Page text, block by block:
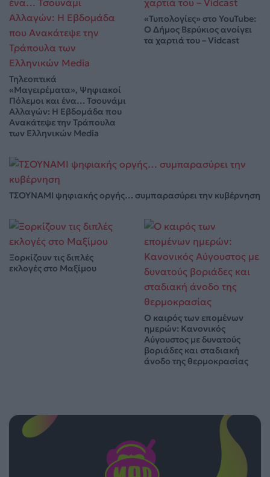
Τηλεοπτικά
«Μαγειρέματα», Ψηφιακοί
Πόλεμοι και ένα… Τσουνάμι
Αλλαγών: Η Εβδομάδα που
Ανακάτεψε την Τράπουλα
των Ελληνικών Media
«Τυπολογίες» στο YouTube:
Ο Δήμος Βερύκιος ανοίγει
τα χαρτιά του – Vidcast
ΤΣΟΥΝΑΜΙ ψηφιακής οργής… συμπαρασύρει την κυβέρνηση
Ξορκίζουν τις διπλές
εκλογές στο Μαξίμου
Ο καιρός των επομένων
ημερών: Κανονικός
Αύγουστος με δυνατούς
βοριάδες και σταδιακή
άνοδο της θερμοκρασίας